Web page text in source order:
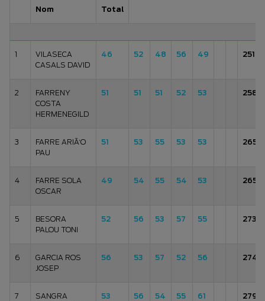
Nom Total
1
VILASECA
CASALS DAVID
46 52 48 56 49 251
2
FARRENY
COSTA
HERMENEGILD
51 51 51 52 53 258
3
FARRE ARIÃ‘O
PAU
51 53 55 53 53 265
4
FARRE SOLA
OSCAR
49 54 55 54 53 265
5
BESORA
PALOU TONI
52 56 53 57 55 273
6
GARCIA ROS
JOSEP
56 53 57 52 56 274
7
SANGRA
53 56 54 55 61 279